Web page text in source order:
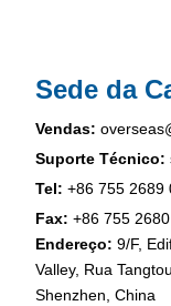
Sede da
Vendas:
Suporte Técnico:
Tel: +86 755 2689
Fax: +86 755
Endereço: 9/F,
Valley, Rua
Shenzhen, China